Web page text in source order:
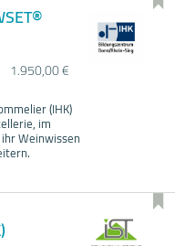
1.950,00 €
(IHK)
im
Weinwissen